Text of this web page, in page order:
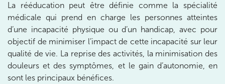
La rééducation peut être définie comme la spécialité
médicale qui prend en charge les personnes atteintes
d’une incapacité physique ou d’un handicap, avec pour
objectif de minimiser l’impact de cette incapacité sur leur
qualité de vie. La reprise des activités, la minimisation des
douleurs et des symptômes, et le gain d’autonomie, en
sont les principaux bénéfices.
IK PARIS 17 – VILLIERS
68 Av. de Villiers 75017 Paris
68 Av. de Villiers 75017 Paris
01 44 90 90 40
Prenez RDV sur